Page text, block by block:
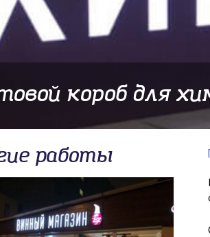
короб для
работы